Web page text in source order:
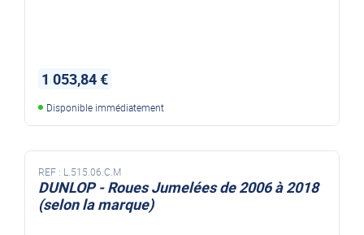
1 053,84 €
Disponible immédiatement
REF : L.515.06.C.M
DUNLOP - Roues Jumelées de 2006 à 2018
(selon la marque)